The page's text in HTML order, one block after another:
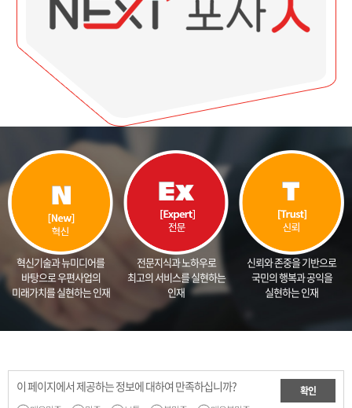
혁신기술과 뉴미디어를
바탕으로 우편사업의
미래가치를 실현하는 인재
전문지식과 노하우로
최고의 서비스를 실현하는
인재
신뢰와 존중을 기반으로
국민의 행복과 공익을
실현하는 인재
이 페이지에서 제공하는 정보에 대하여 만족하십니까? 확인